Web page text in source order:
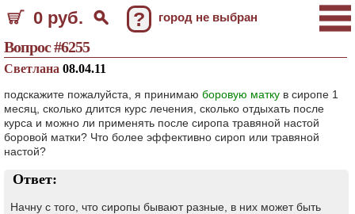
0 руб. ? город не выбран
Вопрос #6255
Светлана 08.04.11
подскажите пожалуйста, я принимаю боровую матку в сиропе 1
месяц, сколько длится курс лечения, сколько отдыхать после
курса и можно ли применять после сиропа травяной настой
боровой матки? Что более эффективно сироп или травяной
настой?
Ответ:
Начну с того, что сиропы бывают разные, в них может быть